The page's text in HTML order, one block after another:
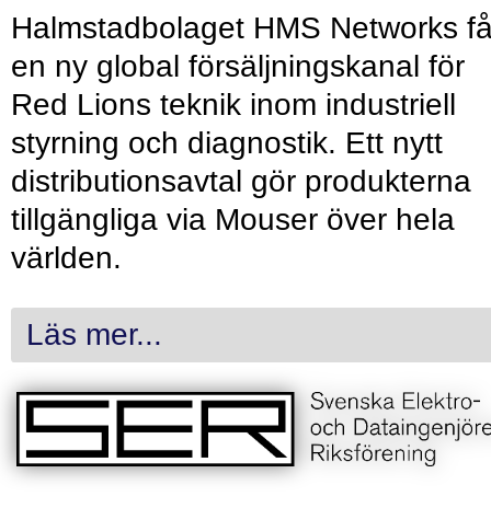
Halmstadbolaget HMS Networks
en ny global försäljningskanal för
Red Lions teknik inom industriell
styrning och diagnostik. Ett nytt
distributionsavtal gör produkterna
tillgängliga via Mouser över hela
världen.
Läs mer...